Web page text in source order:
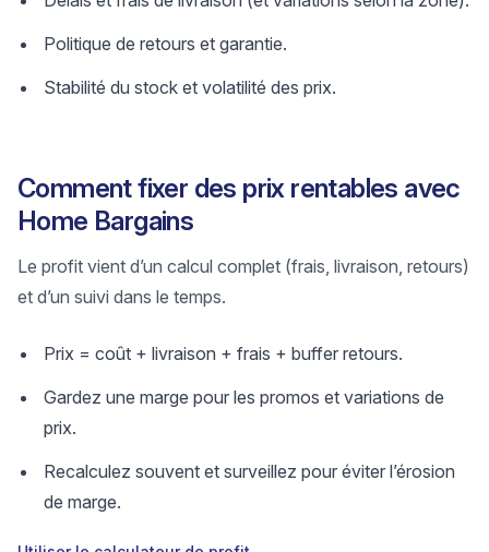
Politique de retours et garantie.
Stabilité du stock et volatilité des prix.
Comment fixer des prix rentables avec
Home Bargains
Le profit vient d’un calcul complet (frais, livraison, retours)
et d’un suivi dans le temps.
Prix = coût + livraison + frais + buffer retours.
Gardez une marge pour les promos et variations de
prix.
Recalculez souvent et surveillez pour éviter l’érosion
de marge.